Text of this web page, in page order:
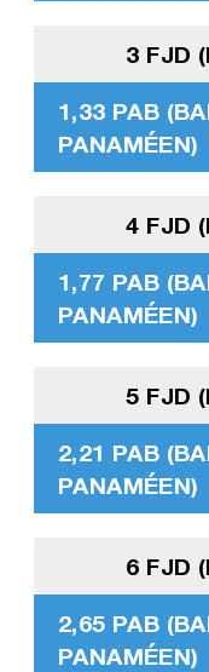
3 FJD
1,33 PAB
PANAMÉEN)
4 FJD
1,77 PAB
PANAMÉEN)
5 FJD
2,21 PAB
PANAMÉEN)
6 FJD
2,65 PAB
PANAMÉEN)